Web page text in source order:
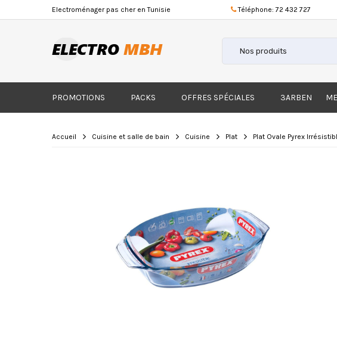
Electroménager pas cher en Tunisie Téléphone: 72 432 727
PROMOTIONS PACKS OFFRES SPÉCIALES 3ARBEN
Accueil Cuisine et salle de bain Cuisine Plat Plat Ovale Pyrex